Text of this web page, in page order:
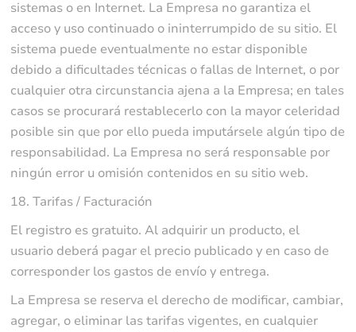
sistemas o en Internet. La Empresa no garantiza el
acceso y uso continuado o ininterrumpido de su sitio. El
sistema puede eventualmente no estar disponible
debido a dificultades técnicas o fallas de Internet, o por
cualquier otra circunstancia ajena a la Empresa; en tales
casos se procurará restablecerlo con la mayor celeridad
posible sin que por ello pueda imputársele algún tipo de
responsabilidad. La Empresa no será responsable por
ningún error u omisión contenidos en su sitio web.
18. Tarifas / Facturación
El registro es gratuito. Al adquirir un producto, el
usuario deberá pagar el precio publicado y en caso de
corresponder los gastos de envío y entrega.
La Empresa se reserva el derecho de modificar, cambiar,
agregar, o eliminar las tarifas vigentes, en cualquier